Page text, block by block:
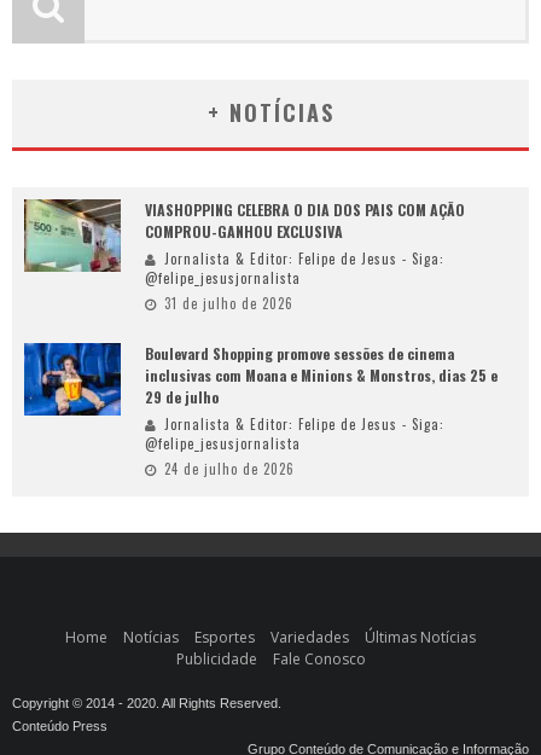
+ NOTÍCIAS
VIASHOPPING CELEBRA O DIA DOS PAIS COM AÇÃO
COMPROU-GANHOU EXCLUSIVA
Jornalista & Editor: Felipe de Jesus - Siga:
@felipe_jesusjornalista
31 de julho de 2026
Boulevard Shopping promove sessões de cinema
inclusivas com Moana e Minions & Monstros, dias 25 e
29 de julho
Jornalista & Editor: Felipe de Jesus - Siga:
@felipe_jesusjornalista
24 de julho de 2026
Home Notícias Esportes Variedades
Últimas Notícias
Publicidade
Fale Conosco
Copyright © 2014 - 2020. All Rights Reserved.
Conteúdo Press
Grupo Conteúdo de Comunicação e Informação